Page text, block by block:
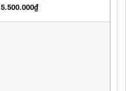
5.500.000₫